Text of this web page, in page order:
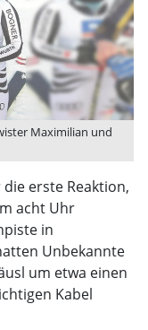
Maximilian und
erste Reaktion,
acht Uhr
in
Unbekannte
um etwa einen
Kabel